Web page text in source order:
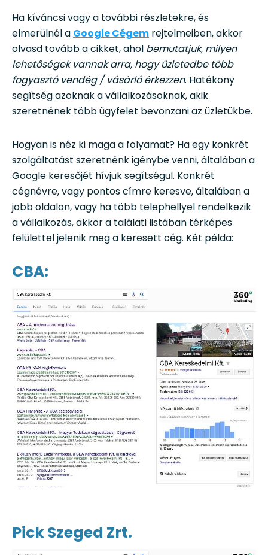
Ha kíváncsi vagy a további részletekre, és
elmerülnél a Google Cégem rejtelmeiben, akkor
olvasd tovább a cikket, ahol bemutatjuk, milyen
lehetőségek vannak arra, hogy üzletedbe több
fogyasztó vendég / vásárló érkezzen. Hatékony
segítség azoknak a vállalkozásoknak, akik
szeretnének több ügyfelet bevonzani az üzletükbe.
Hogyan is néz ki maga a folyamat? Ha egy konkrét
szolgáltatást szeretnénk igénybe venni, általában a
Google keresőjét hívjuk segítségül. Konkrét
cégnévre, vagy pontos címre keresve, általában a
jobb oldalon, vagy ha több telephellyel rendelkezik
a vállalkozás, akkor a találati listában térképes
felülettel jelenik meg a keresett cég. Két példa:
CBA:
Pick Szeged Zrt.